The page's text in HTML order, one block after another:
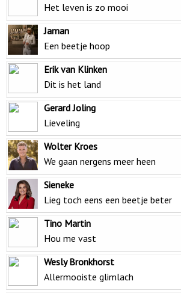
Het leven is zo mooi
Jaman
Een beetje hoop
Erik van Klinken
Dit is het land
Gerard Joling
Lieveling
Wolter Kroes
We gaan nergens meer heen
Sieneke
Lieg toch eens een beetje beter
Tino Martin
Hou me vast
Wesly Bronkhorst
Allermooiste glimlach